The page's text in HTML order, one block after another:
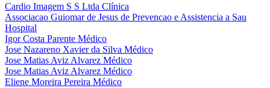
Cardio Imagem S S Ltda Clínica
Associacao Guiomar de Jesus de Prevencao e Assistencia a Sau
Hospital
Igor Costa Parente Médico
Jose Nazareno Xavier da Silva Médico
Jose Matias Aviz Alvarez Médico
Jose Matias Aviz Alvarez Médico
Eliene Moreira Pereira Médico